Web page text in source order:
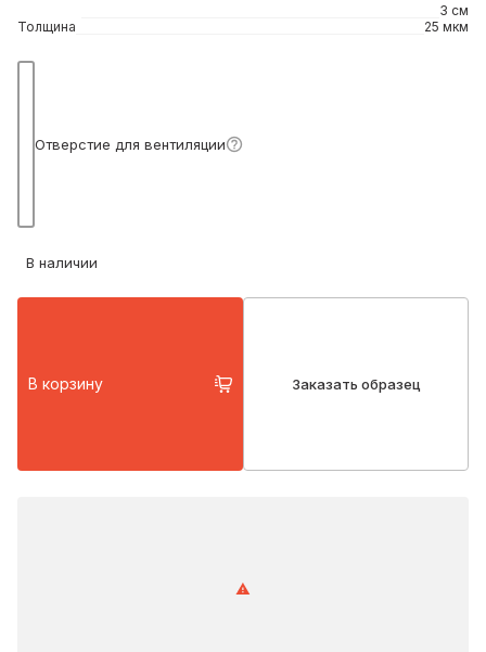
3 см
Толщина
25 мкм
Отверстие для вентиляции
В наличии
В корзину Заказать образец